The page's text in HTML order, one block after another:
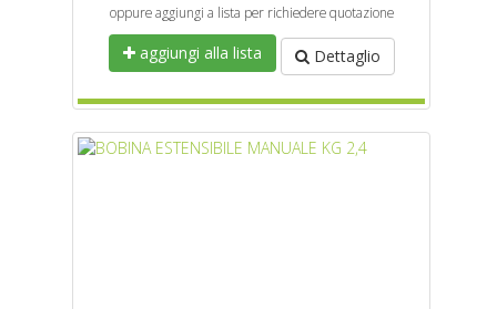
oppure aggiungi a lista per richiedere quotazione
aggiungi alla lista Dettaglio